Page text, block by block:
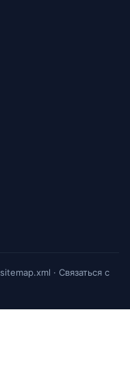
sitemap.xml · Связаться с